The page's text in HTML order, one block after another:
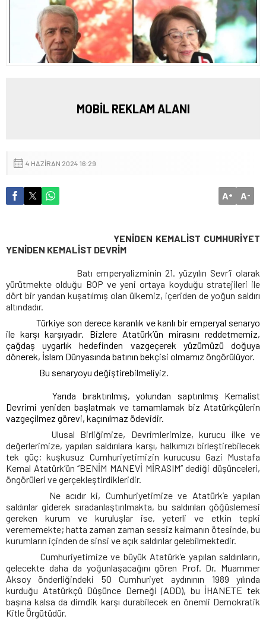
MOBİL REKLAM ALANI
4 HAZIRAN 2024 16:29
A+ A-
YENİDEN KEMALİST CUMHURİYET
YENİDEN KEMALİST DEVRİM
Batı emperyalizminin 21. yüzyılın Sevr’i olarak
yürütmekte olduğu BOP ve yeni ortaya koyduğu stratejileri ile
dört bir yandan kuşatılmış olan ülkemiz, içeriden de yoğun saldırı
altındadır.
Türkiye son derece karanlık ve kanlı bir emperyal senaryo
ile karşı karşıyadır.
Bizlere Atatürk’ün mirasını reddetmemiz,
çağdaş uygarlık hedefinden vazgeçerek yüzümüzü doğuya
dönerek, İslam Dünyasında batının bekçisi olmamız öngörülüyor.
Bu senaryoyu değiştirebilmeliyiz.
Yarıda bıraktırılmış, yolundan saptırılmış Kemalist
Devrimi yeniden başlatmak ve tamamlamak biz Atatürkçülerin
vazgeçilmez görevi, kaçınılmaz ödevidir.
Ulusal Birliğimize, Devrimlerimize, kurucu ilke ve
değerlerimize, yapılan saldırılara karşı, halkımızı birleştirebilecek
tek güç; kuşkusuz Cumhuriyetimizin kurucusu Gazi Mustafa
Kemal Atatürk’ün ‘’BENİM MANEVİ MİRASIM’’ dediği düşünceleri,
öngörüleri ve gerçekleştirdikleridir.
Ne acıdır ki, Cumhuriyetimize ve Atatürk’e yapılan
saldırılar giderek sıradanlaştırılmakta, bu saldırıları göğüslemesi
gereken kurum ve kuruluşlar ise, yeterli ve etkin tepki
verememekte; hatta zaman zaman sessiz kalmanın ötesinde, bu
kurumların içinden de sinsi ve açık saldırılar gelebilmektedir.
Cumhuriyetimize ve büyük Atatürk’e yapılan saldırıların,
gelecekte daha da yoğunlaşacağını gören Prof. Dr. Muammer
Aksoy önderliğindeki 50 Cumhuriyet aydınının 1989 yılında
kurduğu Atatürkçü Düşünce Derneği (ADD), bu İHANETE tek
başına kalsa da dimdik karşı durabilecek en önemli Demokratik
Kitle Örgütüdür.